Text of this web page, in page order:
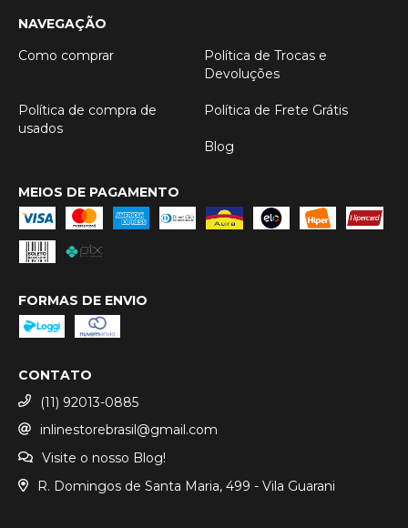
NAVEGAÇÃO
Como comprar
Política de Trocas e
Devoluções
Política de compra de
usados
Política de Frete Grátis
Blog
MEIOS DE PAGAMENTO
FORMAS DE ENVIO
CONTATO
(11) 92013-0885
inlinestorebrasil@gmail.com
Visite o nosso Blog!
R. Domingos de Santa Maria, 499 - Vila Guarani